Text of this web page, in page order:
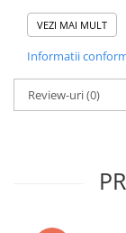
Greutate caiet: 0,08
Dimensiune
Nuanta, tonul si
monitor.
VEZI MAI MULT
Informatii
Review-uri(0)